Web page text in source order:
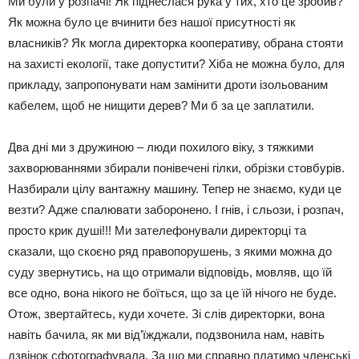
Як можна було це вчинити без нашої присутності як
власників? Як могла директорка кооперативу, обрана стояти
на захисті екології, таке допустити? Хіба не можна було, для
прикладу, запропонувати нам замінити дроти ізольованим
кабелем, щоб не нищити дерев? Ми б за це заплатили.
Два дні ми з дружиною – люди похилого віку, з тяжкими
захворюваннями збирали понівечені гілки, обрізки стовбурів.
Назбирали цілу вантажну машину. Тепер не знаємо, куди це
везти? Адже спалювати заборонено. І гнів, і сльози, і розпач,
просто крик душі!!! Ми зателефонували директорці та
сказали, що скоєно ряд правопорушень, з якими можна до
суду звернутись, на що отримали відповідь, мовляв, що їй
все одно, вона нікого не боїться, що за це їй нічого не буде.
Отож, звертайтесь, куди хочете. Зі слів директорки, вона
навіть бачила, як ми від’їжджали, подзвонила нам, навіть
дзвінок сфотографувала. За що ми справно платимо членські